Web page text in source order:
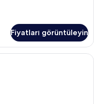
Fiyatları görüntüleyin